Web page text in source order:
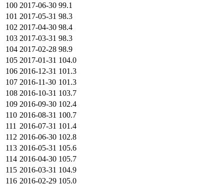
100 2017-06-30 99.1
101 2017-05-31 98.3
102 2017-04-30 98.4
103 2017-03-31 98.3
104 2017-02-28 98.9
105 2017-01-31 104.0
106 2016-12-31 101.3
107 2016-11-30 101.3
108 2016-10-31 103.7
109 2016-09-30 102.4
110 2016-08-31 100.7
111 2016-07-31 101.4
112 2016-06-30 102.8
113 2016-05-31 105.6
114 2016-04-30 105.7
115 2016-03-31 104.9
116 2016-02-29 105.0